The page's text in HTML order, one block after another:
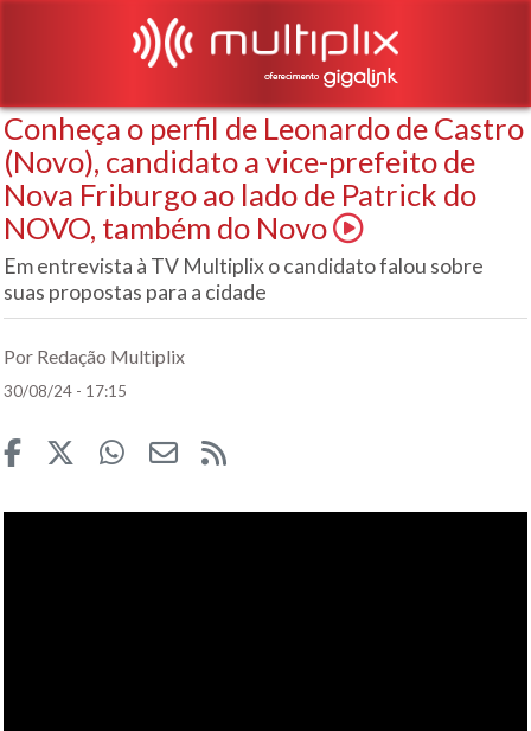
Conheça o perfil de Leonardo de Castro
(Novo), candidato a vice-prefeito de
Nova Friburgo ao lado de Patrick do
NOVO, também do Novo
Em entrevista à TV Multiplix o candidato falou sobre
suas propostas para a cidade
Por Redação Multiplix
30/08/24 - 17:15